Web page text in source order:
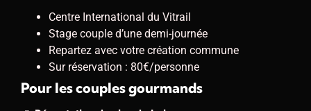
Centre International du Vitrail
Stage couple d’une demi-journée
Repartez avec votre création commune
Sur réservation : 80€/personne
Pour les couples gourmands